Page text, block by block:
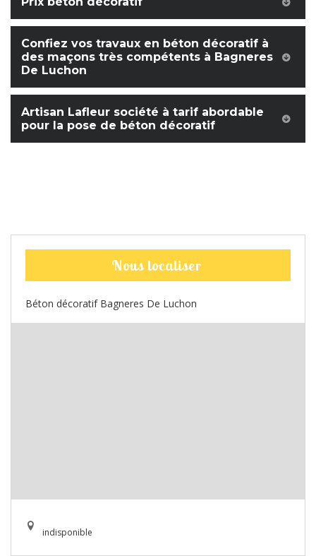
Confiez vos travaux en béton décoratif à
des maçons très compétents à Bagneres
De Luchon
Artisan Lafleur société à tarif abordable
pour la pose de béton décoratif
Nous localiser
Béton décoratif Bagneres De Luchon
indisponible